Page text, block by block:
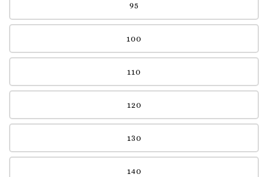
95
100
110
120
130
140